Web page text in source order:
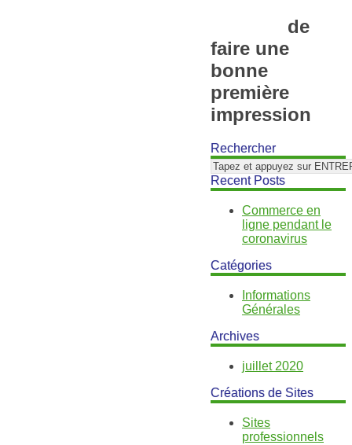
de
faire une
bonne
première
impression
Rechercher
Recent Posts
Commerce en
ligne pendant le
coronavirus
Catégories
Informations
Générales
Archives
juillet 2020
Créations de Sites
Sites
professionnels